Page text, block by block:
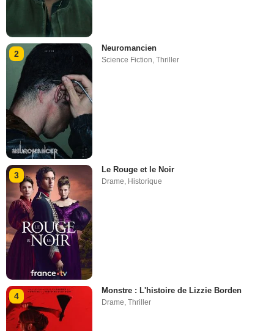
2
Neuromancien
Science Fiction,Thriller
3
Le Rouge et le Noir
Drame Historique
4
Monstre : L'histoire de Lizzie Borden
Drame,Thriller